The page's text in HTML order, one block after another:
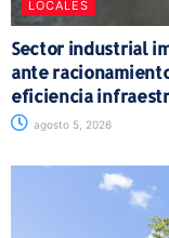
LOCALES
Sector industrial
ante
eficiencia
agosto 5, 2026